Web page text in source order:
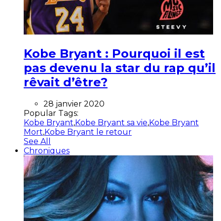
Kobe Bryant : Pourquoi il est
pas devenu la star du rap qu’il
rêvait d’être?
28 janvier 2020
Popular Tags:
Kobe Bryant,Kobe Bryant sa vie,Kobe Bryant
Mort,Kobe Bryant le retour
See All
Chroniques